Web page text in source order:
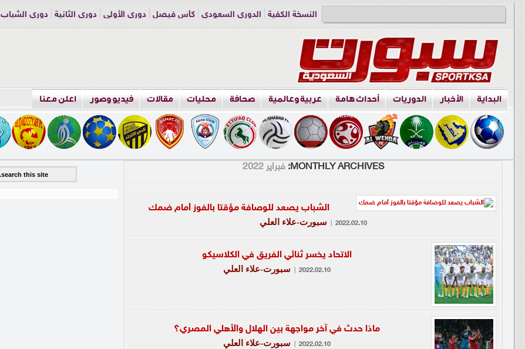
النسخة الكفية الدوري السعودي كأس فيصل دوري الأولى دوري الثانية
دوري الشباب
البداية الأخبار الدوريات أحداث هامة عربية وعالمية صحافة محليات مقالات فيديو وصور اعلن معنا
MONTHLY ARCHIVES: فبراير 2022
الشباب يصعد للوصافة مؤقتا بالفوز أمام ضمك
2022.02.10 سبورت-علاء العلي
الاتحاد يخسر ثنائي الفريق في الكلاسيكو
2022.02.10 سبورت-علاء العلي
ماذا حدث في آخر مواجهة بين الهلال والأهلي المصري؟
2022.02.10 سبورت-علاء العلي